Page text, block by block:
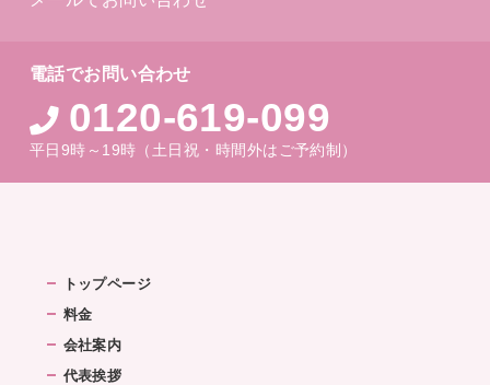
電話でお問い合わせ
0120-619-099
平日9時～19時（土日祝・時間外はご予約制）
トップページ
料金
会社案内
代表挨拶